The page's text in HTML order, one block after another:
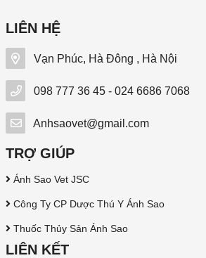
LIÊN HỆ
Vạn Phúc, Hà Đông , Hà Nội
098 777 36 45 - 024 6686 7068
Anhsaovet@gmail.com
TRỢ GIÚP
Ánh Sao Vet JSC
Công Ty CP Dược Thú Y Ánh Sao
Thuốc Thủy Sản Ánh Sao
LIÊN KẾT